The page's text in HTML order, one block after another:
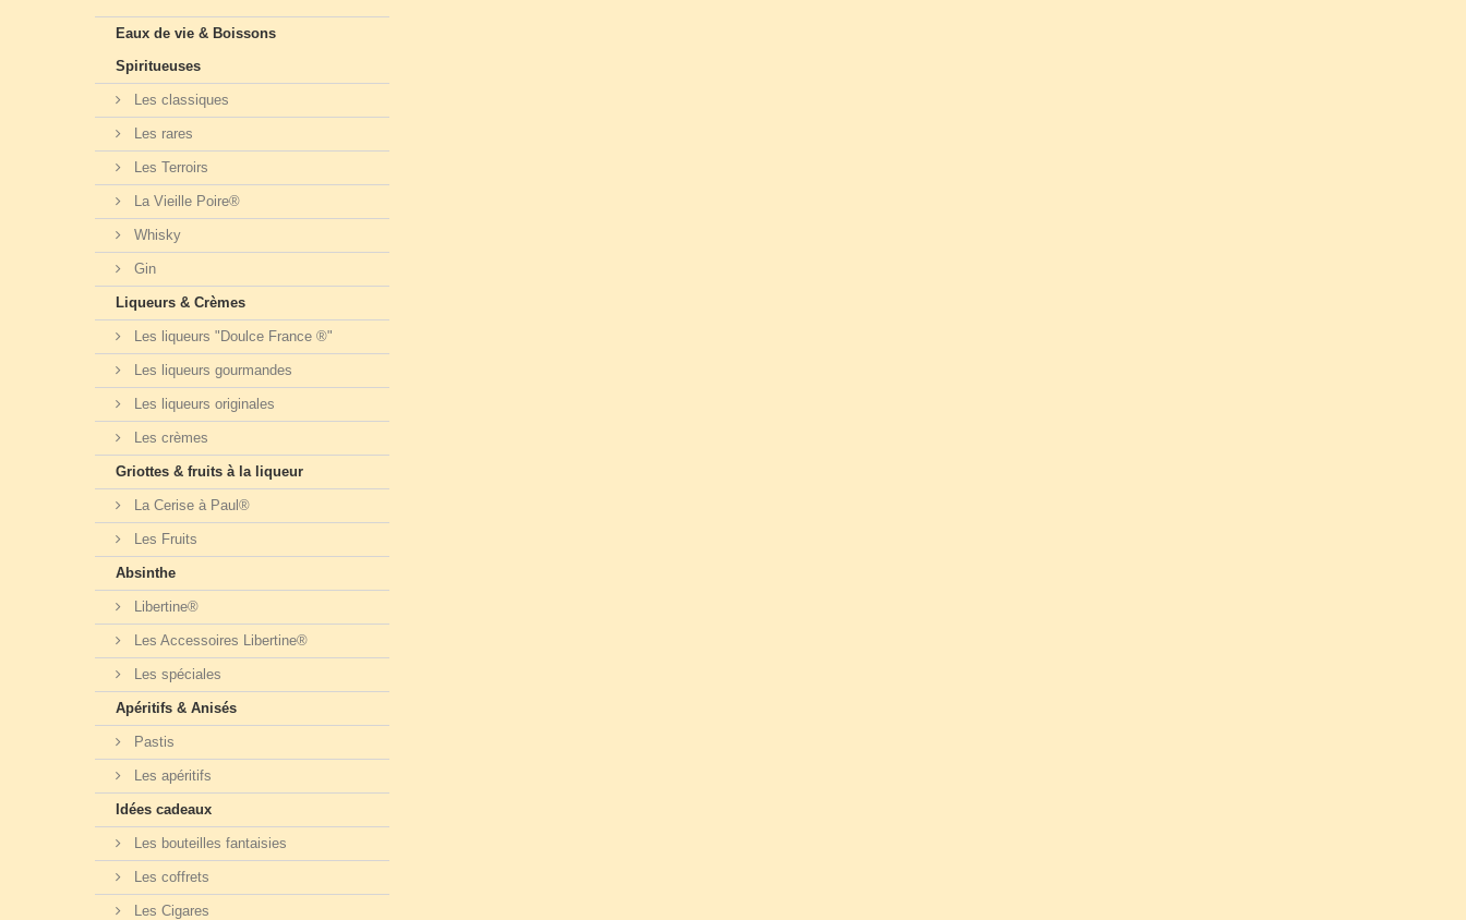
Eaux de vie & Boissons
Spiritueuses
Les classiques
Les rares
Les Terroirs
La Vieille Poire®
Whisky
Gin
Liqueurs & Crèmes
Les liqueurs "Doulce France ®"
Les liqueurs gourmandes
Les liqueurs originales
Les crèmes
Griottes & fruits à la liqueur
La Cerise à Paul®
Les Fruits
Absinthe
Libertine®
Les Accessoires Libertine®
Les spéciales
Apéritifs & Anisés
Pastis
Les apéritifs
Idées cadeaux
Les bouteilles fantaisies
Les coffrets
Les Cigares